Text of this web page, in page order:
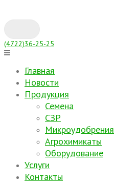
(4722)36-25-25
Главная
Новости
Продукция
Семена
СЗР
Микроудобрения
Агрохимикаты
Оборудование
Услуги
Контакты